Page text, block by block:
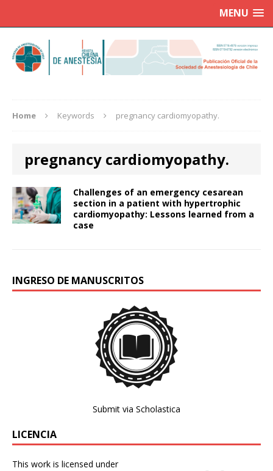
MENU
Home Keywords pregnancy cardiomyopathy.
pregnancy cardiomyopathy.
Challenges of an emergency cesarean
section in a patient with hypertrophic
cardiomyopathy: Lessons learned from a
case
INGRESO DE MANUSCRITOS
Submit via Scholastica
LICENCIA
This work is licensed under